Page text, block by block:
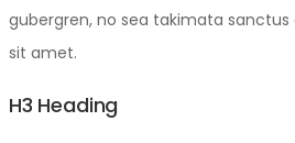
gubergren, no sea takimata
sit amet.
H3 Heading